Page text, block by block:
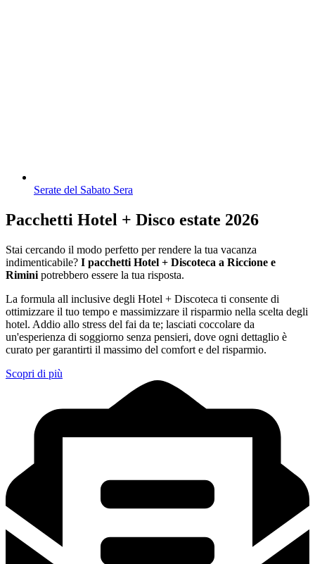
Serate del Sabato Sera
Pacchetti Hotel + Disco estate 2026
Stai cercando il modo perfetto per rendere la tua vacanza
indimenticabile? I pacchetti Hotel + Discoteca a Riccione e
Rimini potrebbero essere la tua risposta.
La formula all inclusive degli Hotel + Discoteca ti consente di
ottimizzare il tuo tempo e massimizzare il risparmio nella scelta degli
hotel. Addio allo stress del fai da te; lasciati coccolare da
un'esperienza di soggiorno senza pensieri, dove ogni dettaglio è
curato per garantirti il massimo del comfort e del risparmio.
Scopri di più